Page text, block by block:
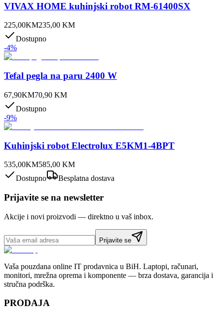
VIVAX HOME kuhinjski robot RM-61400SX
225,00KM235,00 KM
Dostupno
-4%
Tefal pegla na paru 2400 W
67,90KM70,90 KM
Dostupno
-9%
Kuhinjski robot Electrolux E5KM1-4BPT
535,00KM585,00 KM
Dostupno
Besplatna dostava
Prijavite se na newsletter
Akcije i novi proizvodi — direktno u vaš inbox.
Prijavite se
Vaša pouzdana online IT prodavnica u BiH. Laptopi, računari,
monitori, mrežna oprema i komponente — brza dostava, garancija i
stručna podrška.
PRODAJA